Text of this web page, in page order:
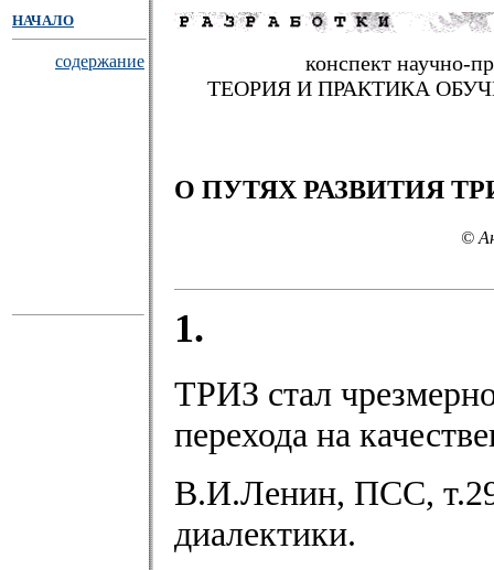
НАЧАЛО
содержание
конспект научно-
ТЕОРИЯ И ПРАКТИКА
О ПУТЯХ РАЗВИТИЯ
©
1.
ТРИЗ стал
перехода на
В.И.Ленин, ПСС,
диалектики.